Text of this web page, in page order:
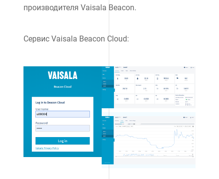
производителя Vaisala Beacon.
Сервис Vaisala Beacon Cloud: